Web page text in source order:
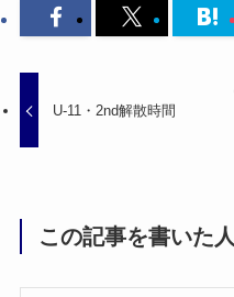
U-11・2nd解散時間
この記事を書いた人